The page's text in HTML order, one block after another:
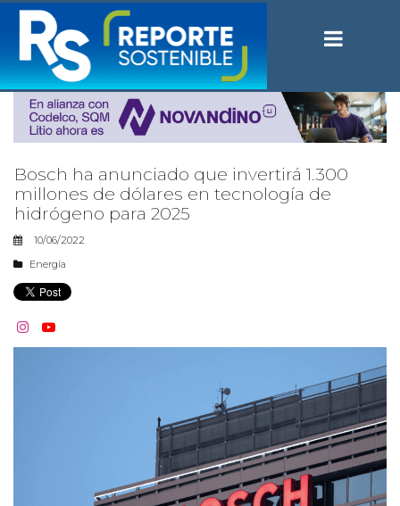
Bosch ha anunciado que invertirá 1.300
millones de dólares en tecnología de
hidrógeno para 2025
10/06/2022
Energía
 